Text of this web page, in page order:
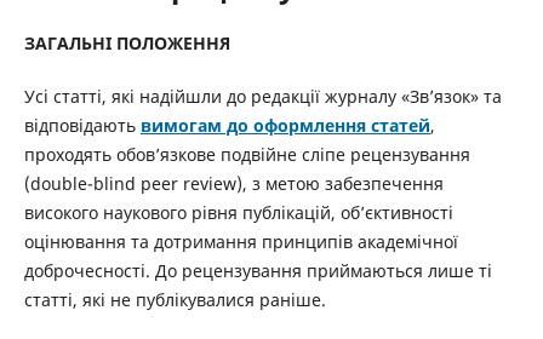
ЗАГАЛЬНІ ПОЛОЖЕННЯ
Усі статті, які надійшли до редакції журналу «Зв’язок» та
відповідають вимогам до оформлення статей,
проходять обов’язкове подвійне сліпе рецензування
(double-blind peer review), з метою забезпечення
високого наукового рівня публікацій, об’єктивності
оцінювання та дотримання принципів академічної
доброчесності. До рецензування приймаються лише ті
статті, які не публікувалися раніше.